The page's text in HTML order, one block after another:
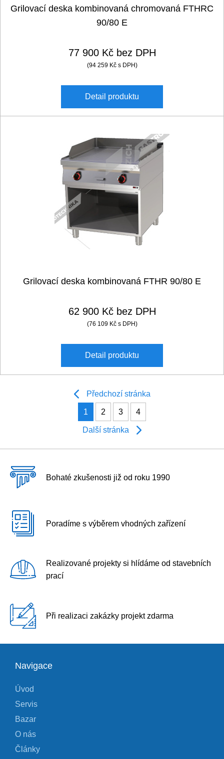
Grilovací deska kombinovaná chromovaná FTHRC
90/80 E
77 900 Kč bez DPH
(94 259 Kč s DPH)
Detail produktu
Grilovací deska kombinovaná FTHR 90/80 E
62 900 Kč bez DPH
(76 109 Kč s DPH)
Detail produktu
Předchozí stránka
1 2 3 4
Další stránka
Bohaté zkušenosti již od roku 1990
Poradíme s výběrem vhodných zařízení
Realizované projekty si hlídáme od stavebních
prací
Při realizaci zakázky projekt zdarma
Navigace
Úvod
Servis
Bazar
O nás
Články